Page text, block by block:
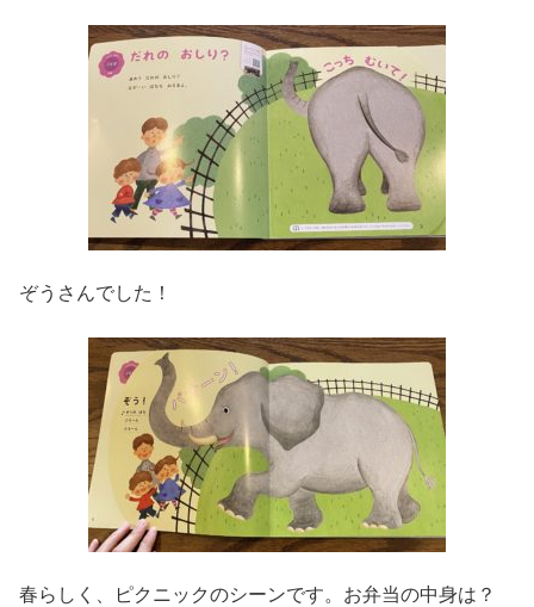
ぞうさんでした！
春らしく、ピクニックのシーンです。お弁当の中身は？